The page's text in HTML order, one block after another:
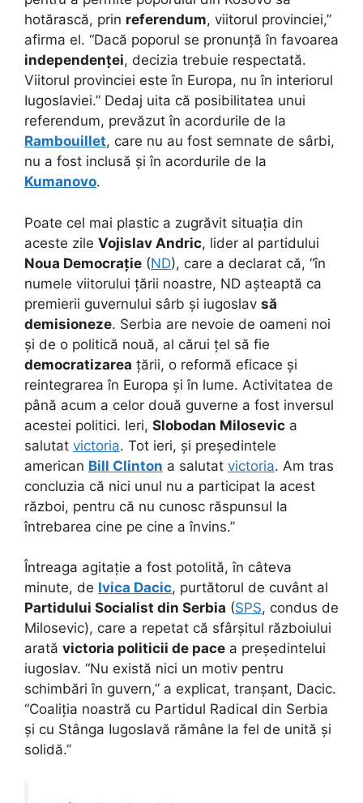
hotărască, prin referendum, viitorul provinciei,”
afirma el. “Dacă poporul se pronunță în favoarea
independenței, decizia trebuie respectată.
Viitorul provinciei este în Europa, nu în interiorul
Iugoslaviei.” Dedaj uita că posibilitatea unui
referendum, prevăzut în acordurile de la
Rambouillet, care nu au fost semnate de sârbi,
nu a fost inclusă și în acordurile de la
Kumanovo.
Poate cel mai plastic a zugrăvit situația din
aceste zile Vojislav Andric, lider al partidului
Noua Democrație (ND), care a declarat că, “în
numele viitorului țării noastre, ND așteaptă ca
premierii guvernului sârb și iugoslav să
demisioneze. Serbia are nevoie de oameni noi
și de o politică nouă, al cărui țel să fie
democratizarea țării, o reformă eficace și
reintegrarea în Europa și în lume. Activitatea de
până acum a celor două guverne a fost inversul
acestei politici. Ieri, Slobodan Milosevic a
salutat victoria. Tot ieri, și președintele
american Bill Clinton a salutat victoria. Am tras
concluzia că nici unul nu a participat la acest
război, pentru că nu cunosc răspunsul la
întrebarea cine pe cine a învins.”
Întreaga agitație a fost potolită, în câteva
minute, de Ivica Dacic, purtătorul de cuvânt al
Partidului Socialist din Serbia (SPS, condus de
Milosevic), care a repetat că sfârșitul războiului
arată victoria politicii de pace a președintelui
iugoslav. “Nu există nici un motiv pentru
schimbări în guvern,” a explicat, tranșant, Dacic.
“Coaliția noastră cu Partidul Radical din Serbia
și cu Stânga Iugoslavă rămâne la fel de unită și
solidă.”